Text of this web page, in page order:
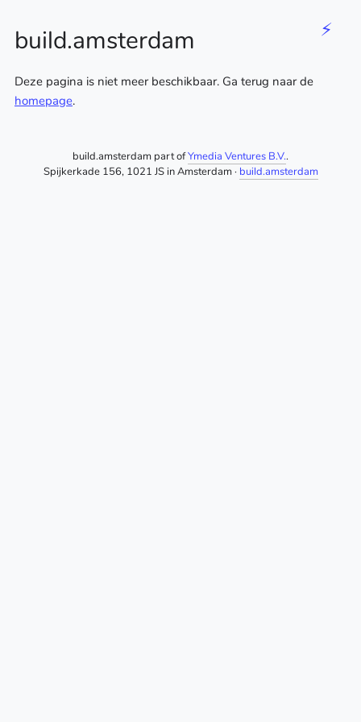
⚡
build.amsterdam
Deze pagina is niet meer beschikbaar. Ga terug naar de
homepage.
build.amsterdam part ofYmedia Ventures B.V..
Spijkerkade 156, 1021 JS in Amsterdam · build.amsterdam